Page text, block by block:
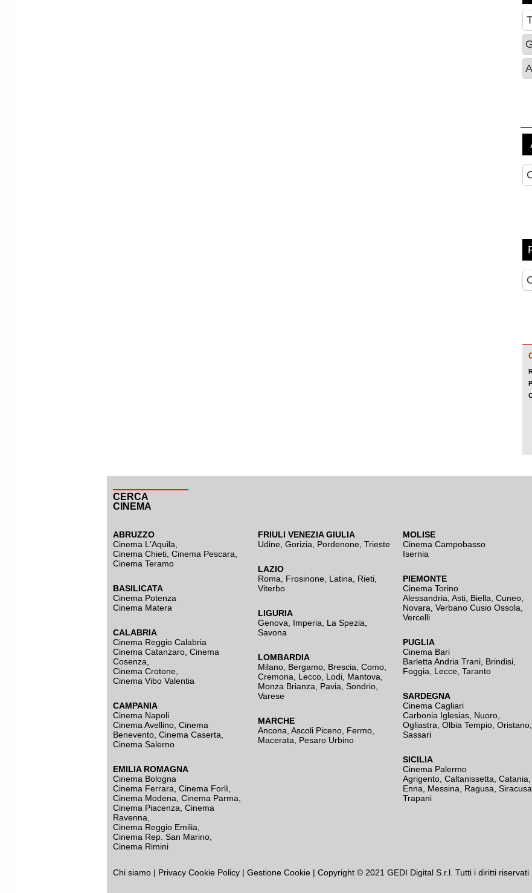
CERCA
CINEMA
ABRUZZO
Cinema L'Aquila
Cinema Chieti, Cinema Pescara,
Cinema Teramo
BASILICATA
Cinema Potenza
Cinema Matera
CALABRIA
Cinema Reggio Calabria
Cinema Catanzaro Cinema
Cosenza
Cinema Crotone
Cinema Vibo Valentia
CAMPANIA
Cinema Napoli
Cinema Avellino Cinema
Benevento Cinema Caserta
Cinema Salerno
EMILIA ROMAGNA
Cinema Bologna
Cinema Ferrara Cinema Forlì
Cinema Modena Cinema Parma
Cinema Piacenza Cinema
Ravenna
Cinema Reggio Emilia
Cinema Rep. San Marino
Cinema Rimini
FRIULI VENEZIA GIULIA
Udine Gorizia Pordenone Trieste
LAZIO
Roma
Frosinone Latina Rieti
Viterbo
LIGURIA
Genova
Imperia La Spezia
Savona
LOMBARDIA
Milano Bergamo Brescia, Como
Cremona
Lecco Lodi Mantova
Monza Brianza
Pavia Sondrio
Varese
MARCHE
Ancona Ascoli Piceno Fermo
Macerata
Pesaro Urbino
MOLISE
Cinema Campobasso
Isernia
PIEMONTE
Cinema Torino
Alessandria Asti Biella Cuneo
Novara Verbano Cusio Ossola
Vercelli
PUGLIA
Cinema Bari
Barletta Andria Trani Brindisi
Foggia
Lecce Taranto
SARDEGNA
Cinema Cagliari
Carbonia Iglesias Nuoro
Ogliastra Olbia Tempio Oristano
Sassari
SICILIA
Cinema Palermo
Agrigento Caltanissetta Catania
Enna
Messina Ragusa Siracusa
Trapani
Chi siamo | Privacy Cookie Policy | Gestione Cookie | Copyright © 2021 GEDI Digital S.r.l. Tutti i diritti riservati